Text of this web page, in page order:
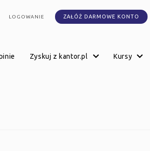
LOGOWANIE ZAŁÓŻ DARMOWE KONTO
zyskuj z kantor.pl kursy